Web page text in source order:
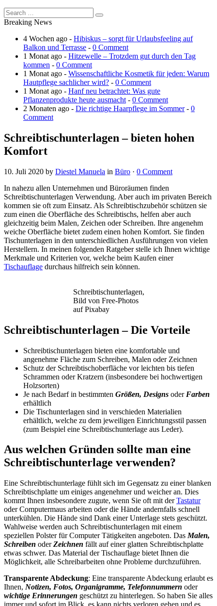
Breaking News
4 Wochen ago - Hibiskus – sorgt für Urlaubsfeeling auf
Balkon und Terrasse - 0 Comment
1 Monat ago - Hitzewelle – Trotzdem gut durch den Tag
kommen - 0 Comment
1 Monat ago - Wissenschaftliche Kosmetik für jeden: Warum
Hautpflege sachlicher wird? - 0 Comment
1 Monat ago - Hanf neu betrachtet: Was gute
Pflanzenprodukte heute ausmacht - 0 Comment
2 Monaten ago - Die richtige Haarpflege im Sommer- 0
Comment
Schreibtischunterlagen – bieten hohen
Komfort
10. Juli 2020 by Diestel Manuela in Büro · 0 Comment
In nahezu allen Unternehmen und Büroräumen finden
Schreibtischunterlagen Verwendung. Aber auch im privaten Bereich
kommen sie oft zum Einsatz. Als Schreibtischzubehör schützen sie
zum einen die Oberfläche des Schreibtischs, helfen aber auch
gleichzeitig beim Malen, Zeichen oder Schreiben. Ihre angenehm
weiche Oberfläche bietet zudem einen hohen Komfort. Sie finden
Tischunterlagen in den unterschiedlichen Ausführungen von vielen
Herstellern. In meinen folgenden Ratgeber stelle ich Ihnen wichtige
Merkmale und Kriterien vor, welche beim Kaufen einer
Tischauflage durchaus hilfreich sein können.
Schreibtischunterlagen,
Bild von Free-Photos
auf Pixabay
Schreibtischunterlagen – Die Vorteile
Schreibtischunterlagen bieten eine komfortable und
angenehme Fläche zum Schreiben, Malen oder Zeichnen
Schutz der Schreibtischoberfläche vor leichten bis tiefen
Schrammen oder Kratzern (insbesondere bei hochwertigen
Holzsorten)
Je nach Bedarf in bestimmten Größen, Designs oder Farben
erhältlich
Die Tischunterlagen sind in verschieden Materialien
erhältlich, welche zu dem jeweiligen Einrichtungsstil passen
(zum Beispiel eine Schreibtischunterlage aus Leder).
Aus welchen Gründen sollte man eine
Schreibtischunterlage verwenden?
Eine Schreibtischunterlage fühlt sich im Gegensatz zu einer blanken
Schreibtischplatte um einiges angenehmer und weicher an. Dies
kommt Ihnen insbesondere zugute, wenn Sie oft mit derTastatur
oder Computermaus arbeiten oder die Hände andernfalls schnell
unterkühlen. Die Hände sind Dank einer Unterlage stets geschützt.
Wahlweise werden auch Schreibtischunterlagen mit einem
speziellen Polster für Computer Tätigkeiten angeboten. Das Malen,
Schreiben oderZeichnen fällt auf einer glatten Schreibtischplatte
etwas schwer. Das Material der Tischauflage bietet Ihnen die
Möglichkeit, alle Schreibarbeiten ohne Probleme durchzuführen.
Transparente Abdeckung: Eine transparente Abdeckung erlaubt es
Ihnen, Notizen, Fotos, Organigramme, Telefonnummern oder
wichtige Erinnerungen geschützt zu hinterlegen. So haben Sie alles